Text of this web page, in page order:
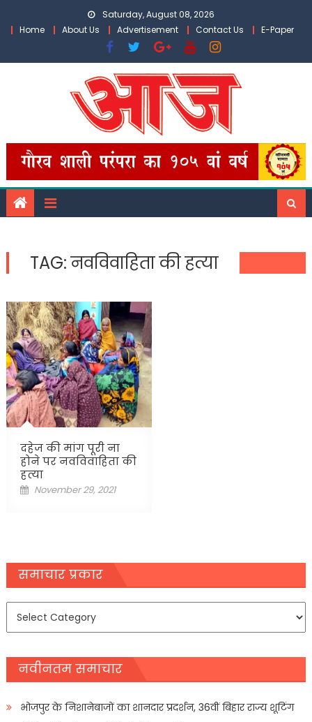
Saturday, August 08, 2026
Home
About Us Advertisement Contact Us E-Paper
TAG:नवविवाहिता की हत्या
दहेज की मांग पूरी ना
होने पर नवविवाहिता की
हत्या
Posted
November 29, 2021
समाचार प्रकार
समाचार
नवीनतम समाचार
भोजपुर के निशानेबाजों का शानदार प्रदर्शन, 36वीं बिहार राज्य शूटिंग